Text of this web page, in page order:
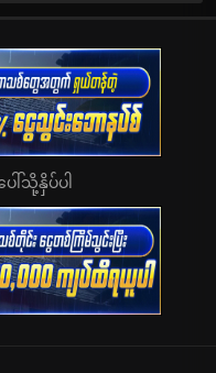
ါ်သို့နှိပ်ပါ